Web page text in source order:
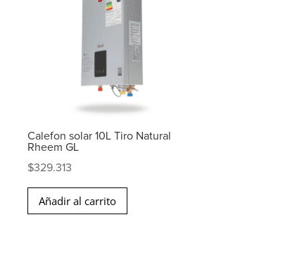
Calefon solar 10L Tiro Natural
Rheem GL
$329.313
Añadir al carrito